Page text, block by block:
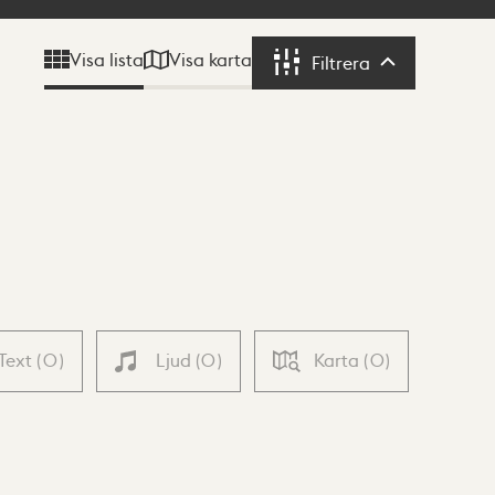
Visa lista Visa karta Filtrera Filtrera
(0) Ljud (0) Karta (0)